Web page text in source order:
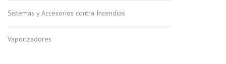
Sistemas y Accesorios contra Incendios
Vaporizadores